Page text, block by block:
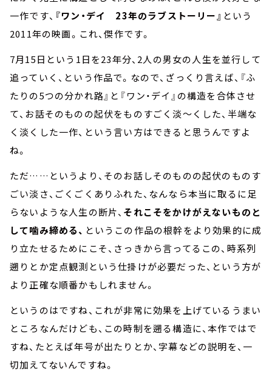
一作です、 『ワン・デイ 23年のラブストーリー』 という
2011年の映画。これ、傑作です。
7月15日という1日を23年分、2人の男女の人生を並行して
追っていく、という作品で。なので、ざっくり言えば、『ふ
たりの5つの分かれ路』と『ワン・デイ』の構造を合体させ
て、お話そのものの起伏をものすごく淡～くした、半端な
く淡くした一作、という言い方はできると思うんですよ
ね。
ただ……というより、そのお話しそのものの起伏のものす
ごい淡さ、ごくごくありふれた、なんなら本当に取るに足
らないような人生の断片、 それこそをかけがえないものと
して噛み締める、 というこの作品の根幹をより効果的に成
り立たせるためにこそ、さっきから言ってるこの、時系列
遡りとか定点観測という仕掛けが必要だった、という方が
より正確な順番かもしれません。
というのはですね、これが非常に効果を上げているうまい
ところなんだけども、この時制を遡る構造に、本作ではで
すね、たとえば年号が出たりとか、字幕などの説明を、一
切加えてないんですね。